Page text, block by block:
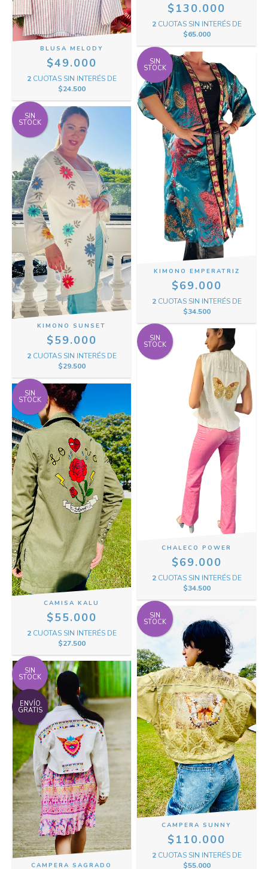
$130.000
2 CUOTAS SIN INTERÉS DE
$65.000
BLUSA MELODY
$49.000
2 CUOTAS SIN INTERÉS DE
$24.500
SIN
STOCK
KIMONO EMPERATRIZ
$69.000
2 CUOTAS SIN INTERÉS DE
$34.500
SIN
STOCK
KIMONO SUNSET
$59.000
2 CUOTAS SIN INTERÉS DE
$29.500
SIN
STOCK
CHALECO POWER
$69.000
2 CUOTAS SIN INTERÉS DE
$34.500
SIN
STOCK
CAMISA KALU
$55.000
2 CUOTAS SIN INTERÉS DE
$27.500
SIN
STOCK
CAMPERA SUNNY
$110.000
2 CUOTAS SIN INTERÉS DE
$55.000
SIN
STOCK
ENVÍO
GRATIS
CAMPERA SAGRADO